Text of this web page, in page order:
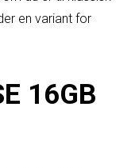
en variant for
16GB